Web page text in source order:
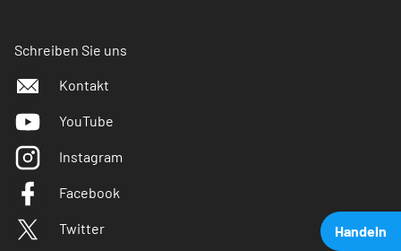
Handeln
Schreiben Sie uns
Kontakt
YouTube
Instagram
Facebook
Twitter